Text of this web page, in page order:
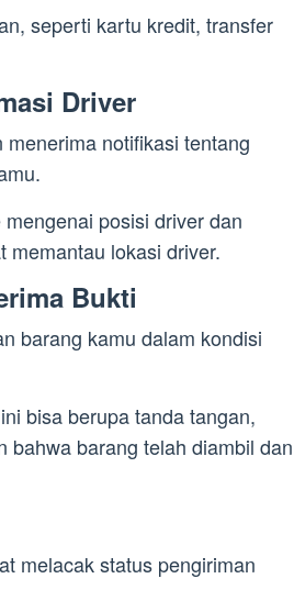
seperti kartu kredit, transfer
Driver
notifikasi tentang
posisi driver dan
memantau lokasi driver.
Bukti
barang kamu dalam kondisi
bisa berupa tanda tangan,
bahwa barang telah diambil dan
melacak status pengiriman